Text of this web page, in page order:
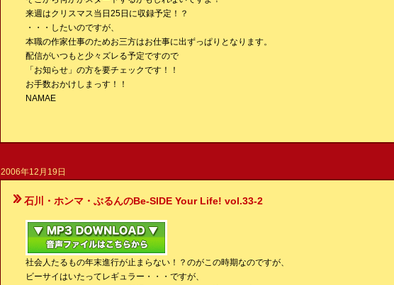
来週はクリスマス当日25日に収録予定！？
・・・したいのですが、
本職の作家仕事のためお三方はお仕事に出ずっぱりとなります。
配信がいつもと少々ズレる予定ですので
「お知らせ」の方を要チェックです！！
お手数おかけしまっす！！
NAMAE
2006年12月19日
石川・ホンマ・ぶるんのBe-SIDE Your Life! vol.33-2
社会人たるもの年末進行が止まらない！？のがこの時期なのですが、
ビーサイはいたってレギュラー・・・ですが、